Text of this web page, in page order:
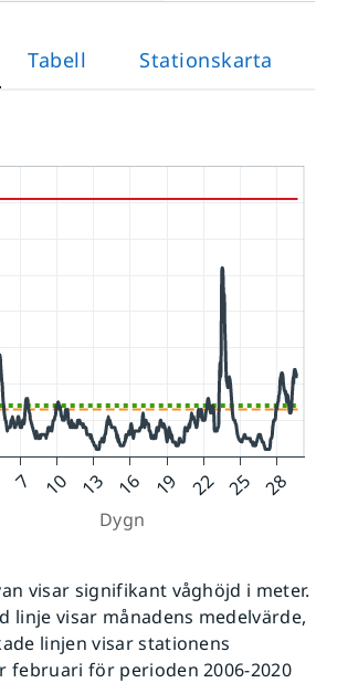
Tabell Stationskarta
visar signifikant våghöjd i meter.
linje visar månadens medelvärde,
linjen visar stationens
februari för perioden 2006-2020